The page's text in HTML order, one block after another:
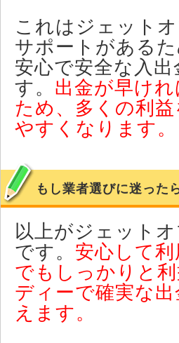
これはジェット
サポートがある
安心で安全な入
す。 出金が早け
ため、多くの利
やすくなります。
もし業者選びに迷った
以上がジェット
です。 安心して
でもしっかりと
ディーで確実な
えます。